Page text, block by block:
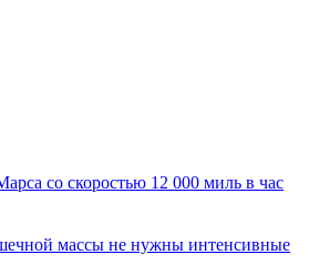
со скоростью 12 000 миль в час
массы не нужны интенсивные